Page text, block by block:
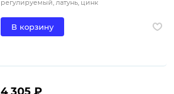
регулируемый, латунь, цинк
В корзину